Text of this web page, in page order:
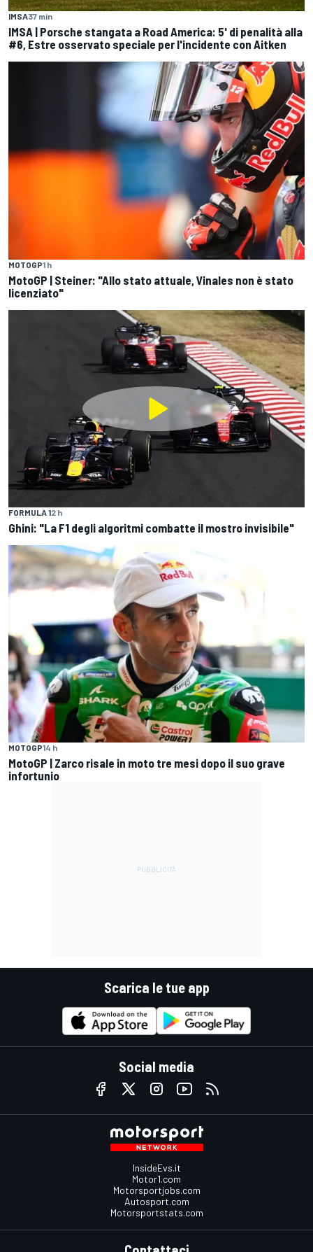
IMSA37 min
IMSA | Porsche stangata a Road America: 5' di penalità alla
#6, Estre osservato speciale per l'incidente con Aitken
MOTOGP1 h
MotoGP | Steiner: "Allo stato attuale, Vinales non è stato
licenziato"
FORMULA 12 h
Ghini: "La F1 degli algoritmi combatte il mostro invisibile"
MOTOGP14 h
MotoGP | Zarco risale in moto tre mesi dopo il suo grave
infortunio
Scarica le tue app
Social media
InsideEvs.it
Motor1.com
Motorsportjobs.com
Autosport.com
Motorsportstats.com